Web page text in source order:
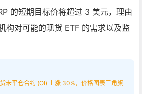
的短期目标价将超过 3 美元，理由
构对可能的现货 ETF 的需求以及监
未平仓合约 (OI) 上涨 30%，价格图表三角旗